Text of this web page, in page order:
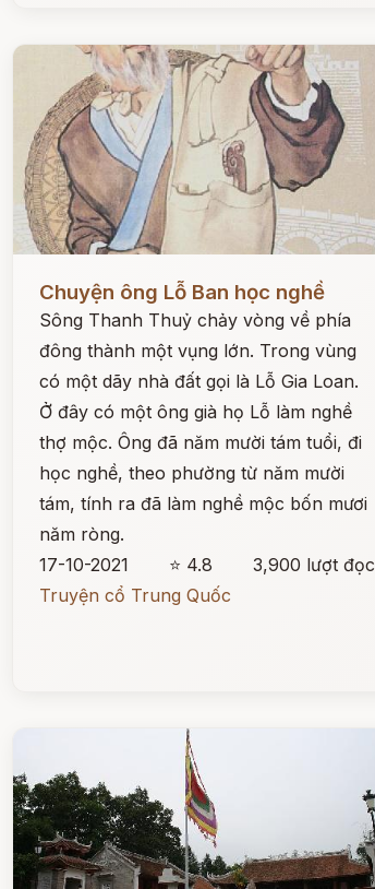
Chuyện ông Lỗ Ban học nghề
Sông Thanh Thuỷ chảy vòng về phía
đông thành một vụng lớn. Trong vùng
có một dãy nhà đất gọi là Lỗ Gia Loan.
Ở đây có một ông già họ Lỗ làm nghề
thợ mộc. Ông đã năm mười tám tuổi, đi
học nghề, theo phường từ năm mười
tám, tính ra đã làm nghề mộc bốn mươi
năm ròng.
17-10-2021
⭐ 4.8
3,900 lượt đọc
Truyện cổ Trung Quốc